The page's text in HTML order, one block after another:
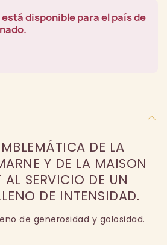
disponible para el país de
DE LA
Y DE LA MAISON
AL SERVICIO DE UN
DE INTENSIDAD.
de generosidad y golosidad.